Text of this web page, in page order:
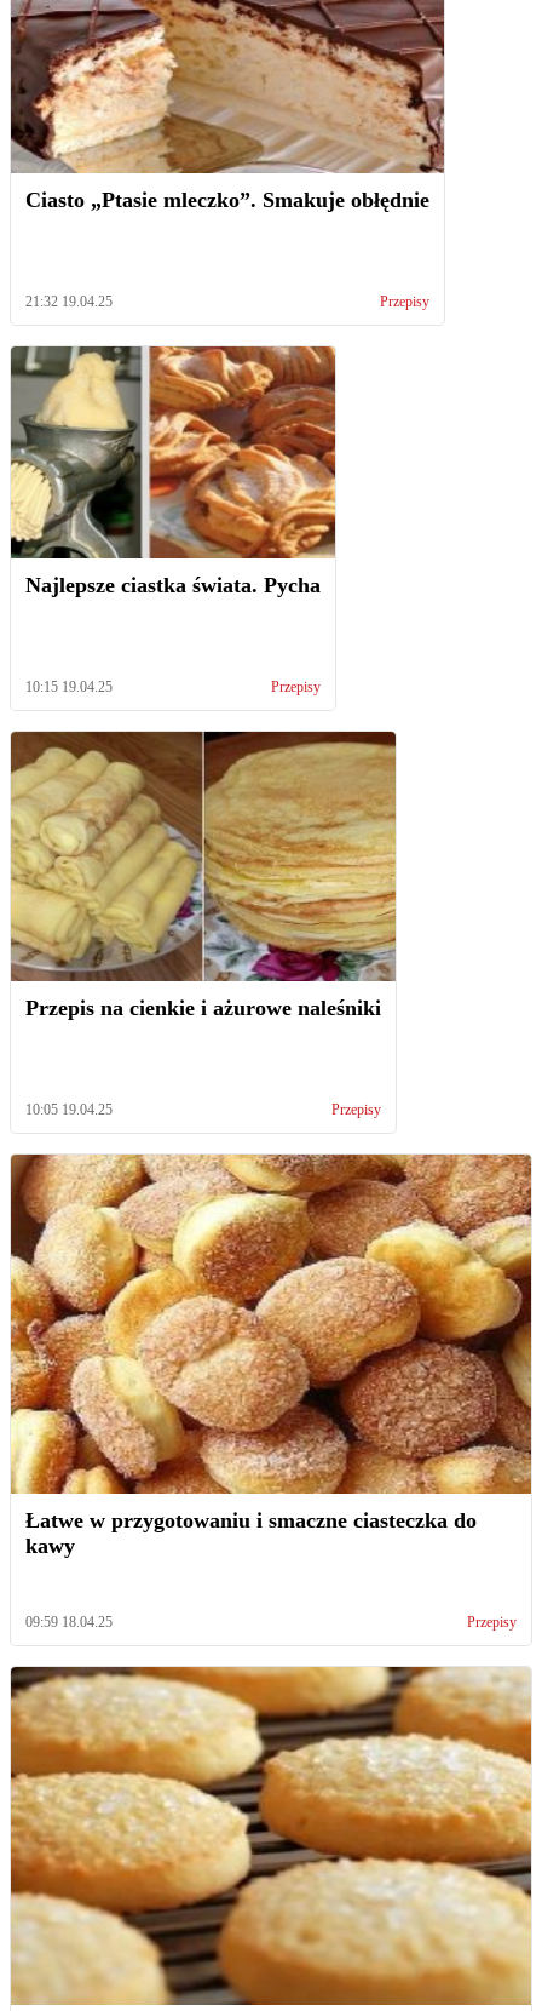
Ciasto „Ptasie mleczko”. Smakuje obłędnie
21:32 19.04.25 Przepisy
Najlepsze ciastka świata. Pycha
10:15 19.04.25 Przepisy
Przepis na cienkie i ażurowe naleśniki
10:05 19.04.25 Przepisy
Łatwe w przygotowaniu i smaczne ciasteczka do
kawy
09:59 18.04.25 Przepisy